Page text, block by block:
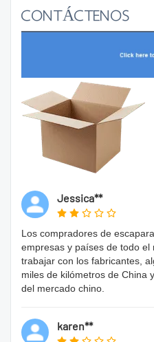
CONTÁCTENOS
Jessica**
Los compradores de
empresas y países de todo el
trabajar con los fabricantes,
miles de kilómetros de China
del mercado chino.
karen**